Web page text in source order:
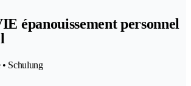
épanouissement personnel
Schulung